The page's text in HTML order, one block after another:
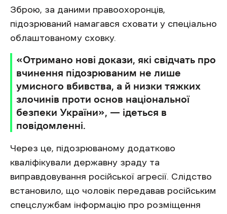
Зброю, за даними правоохоронців,
підозрюваний намагався сховати у спеціально
облаштованому сховку.
«Отримано нові докази, які свідчать про
вчинення підозрюваним не лише
умисного вбивства, а й низки тяжких
злочинів проти основ національної
безпеки України», — ідеться в
повідомленні.
Через це, підозрюваному додатково
кваліфікували державну зраду та
виправдовування російської агресії. Слідство
встановило, що чоловік передавав російським
спецслужбам інформацію про розміщення